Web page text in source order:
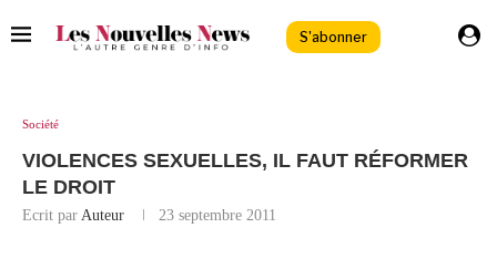
S'abonner
Société
VIOLENCES SEXUELLES, IL FAUT RÉFORMER
LE DROIT
Ecrit par Auteur 23 septembre 2011